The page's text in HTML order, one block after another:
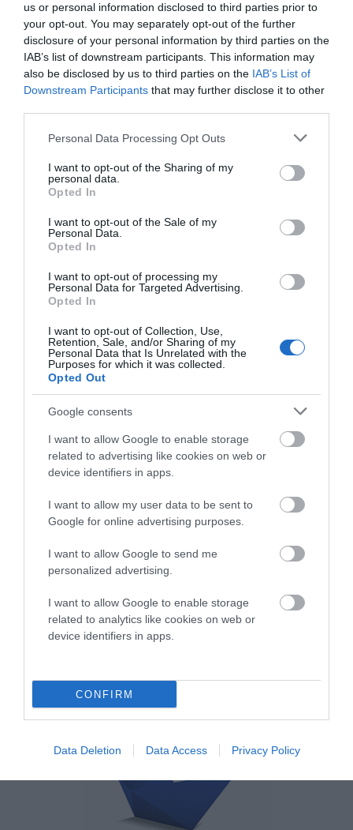
us or personal information disclosed to third parties prior to
your opt-out. You may separately opt-out of the further
disclosure of your personal information by third parties on the
IAB’s list of downstream participants. This information may
also be disclosed by us to third parties on the IAB’s List of
Downstream Participants that may further disclose it to other
Please note that this website/app uses one or more Google
not limited to your visit or usage behaviour. You may click to
grant or deny consent to Google and its third-party tags to
use your data for below specified purposes in below Google
consent section.
Personal Data Processing Opt Outs
I want to opt-out of the Sharing of my
personal data.
Opted In
I want to opt-out of the Sale of my
Personal Data.
Opted In
I want to opt-out of processing my
Personal Data for Targeted Advertising.
Opted In
I want to opt-out of Collection, Use,
Retention, Sale, and/or Sharing of my
Personal Data that Is Unrelated with the
Purposes for which it was collected.
Opted Out
Google consents
I want to allow Google to enable storage
related to advertising like cookies on web or
device identifiers in apps.
I want to allow my user data to be sent to
Google for online advertising purposes.
I want to allow Google to send me
personalized advertising.
I want to allow Google to enable storage
related to analytics like cookies on web or
device identifiers in apps.
CONFIRM
Data Deletion Data Access Privacy Policy
αναχώρηση εκείνης της ώρας…
Πρόσφατα Άρθρα
βαθυστόχαστο έργο του
Μπέκετ
ΤΟ ΜΕΓΑΛΥΤΕΡΟ
07/08/2026
ΟΙ «ΕΥΤΥΧΙΣΜΕΝΕΣ
ΜΕΡΕΣ» ΕΙΝΑΙ ΜΠΡΟΣΤΑ:
Μια επίκαιρη ανάλυση για
Η Άνδρος συνεχίζει να
μπαρκάρει…
06/08/2026
Η νεολαία της Άνδρου είναι
εδώ. Χρειάζεται όμως
ευκαιρίες για να φανεί.